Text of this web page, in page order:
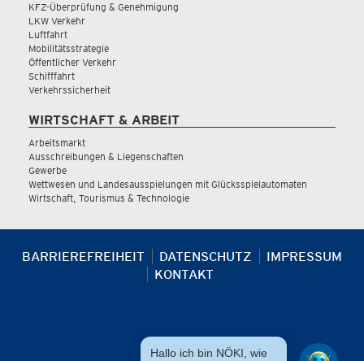
KFZ-Überprüfung & Genehmigung
LKW Verkehr
Luftfahrt
Mobilitätsstrategie
Öffentlicher Verkehr
Schifffahrt
Verkehrssicherheit
WIRTSCHAFT & ARBEIT
Arbeitsmarkt
Ausschreibungen & Liegenschaften
Gewerbe
Wettwesen und Landesausspielungen mit Glücksspielautomaten
Wirtschaft, Tourismus & Technologie
BARRIEREFREIHEIT DATENSCHUTZ
IMPRESSUM
KONTAKT
Hallo ich bin NÖKI, wie